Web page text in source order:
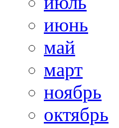
июнь
май
март
ноябрь
октябрь